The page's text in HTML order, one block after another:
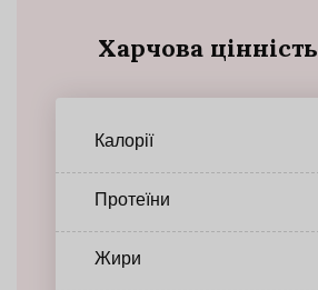
Харчова цінність
Калорії
Протеїни
Жири